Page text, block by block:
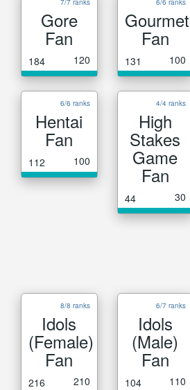
7/7 ranks
Gore
Fan
184 120
6/6 ranks
Gourmet
Fan
131 100
6/6 ranks
Hentai
Fan
112 100
4/4 ranks
High
Stakes
Game
Fan
44 30
8/8 ranks
Idols
(Female)
Fan
216 210
6/7 ranks
Idols
(Male)
Fan
104 110